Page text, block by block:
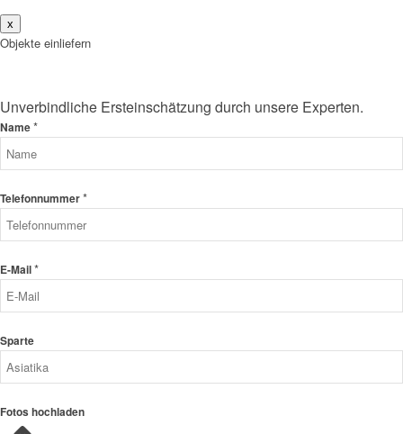
x
Objekte einliefern
Unverbindliche Ersteinschätzung durch unsere Experten.
Name*
Telefonnummer*
E-Mail*
Sparte
Fotos hochladen